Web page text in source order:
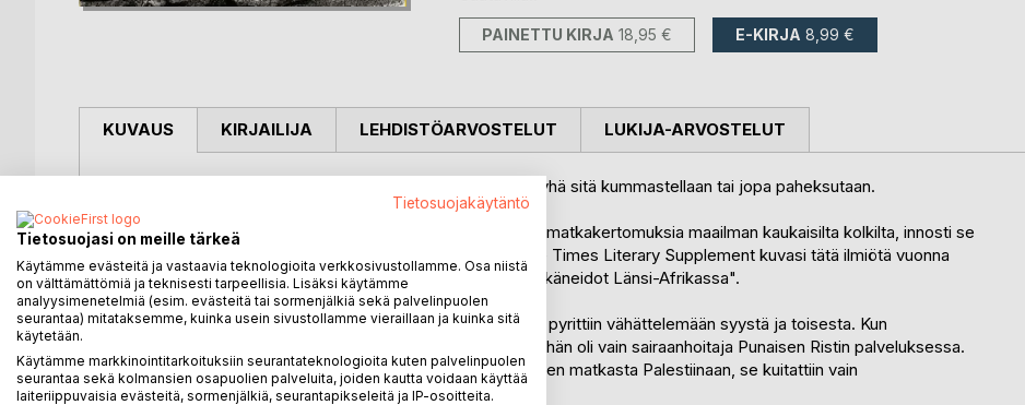
PAINETTU KIRJA 18,95 € E-KIRJA 8,99 €
KUVAUS
Naisten soolomatkailu on voimakkaassa kasvussa, mutta yhä sitä kummastellaan tai jopa paheksutaan.
Kun viktoriaanisella ajalla alkoi ilmestyä naisten kirjoittamia matkakertomuksia maailman kaukaisilta kolkilta, innosti se
nopeasti muitakin naisia lähtemään rohkeasti matkalle. The Times Literary Supplement kuvasi tätä ilmiötä vuonna
1907: "Tyttöjä Karpaateilla seurasivat vaimot Arabiassa ja ikäneidot Länsi-Afrikassa".
Lainauksen sävy oli kuitenkin tyypillinen. Naisten matkailua pyrittiin vähättelemään syystä ja toisesta. Kun
englantilainen Kate Marsden matkusti reellä halki Siperian, hän oli vain sairaanhoitaja Punaisen Ristin palveluksessa.
Itävaltalaisen Ida Pfeifferin kirjoitettua ansiokkaan kuvauksen matkasta Palestiinaan, se kuitattiin vain
pyhiinvaellusmatkana.
KIRJAILIJA LEHDISTÖARVOSTELUT LUKIJA-ARVOSTELUT
Tietosuojakäytäntö
Tietosuojasi on meille tärkeä
Käytämme evästeitä ja vastaavia teknologioita verkkosivustollamme. Osa niistä
on välttämättömiä ja teknisesti tarpeellisia. Lisäksi käytämme
analyysimenetelmiä (esim. evästeitä tai sormenjälkiä sekä palvelinpuolen
seurantaa) mitataksemme, kuinka usein sivustollamme vieraillaan ja kuinka sitä
käytetään.
Käytämme markkinointitarkoituksiin seurantateknologioita kuten palvelinpuolen
seurantaa sekä kolmansien osapuolien palveluita, joiden kautta voidaan käyttää
laiteriippuvaisia evästeitä, sormenjälkiä, seurantapikseleitä ja IP-osoitteita.